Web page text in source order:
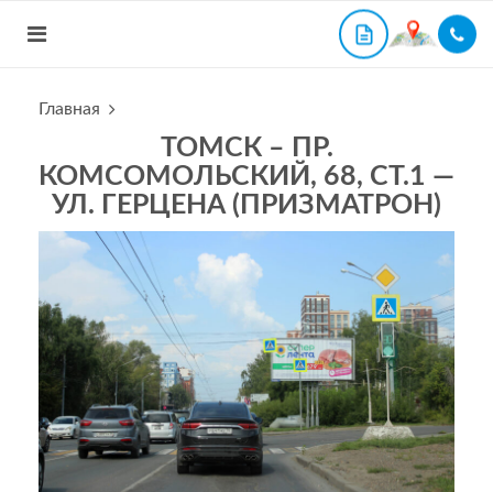
Главная
ТОМСК – ПР.
КОМСОМОЛЬСКИЙ, 68, СТ.1 —
УЛ. ГЕРЦЕНА (ПРИЗМАТРОН)